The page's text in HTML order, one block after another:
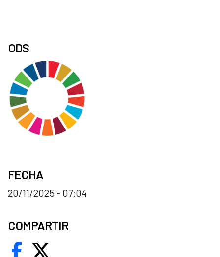
ODS
FECHA
20/11/2025 - 07:04
COMPARTIR